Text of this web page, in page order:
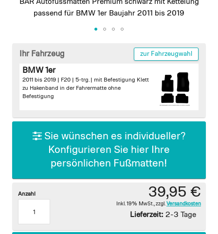
BÄR Autofussmatten Premium schwarz mit Kettelung
passend für BMW 1er Baujahr 2011 bis 2019
beginning
gallery
Ihr Fahrzeug zur Fahrzeugwahl
BMW 1er
2011 bis 2019 | F20 | 5-trg. | mit Befestigung Klett
zu Hakenband in der Fahrermatte ohne
Befestigung
Sie wünschen es individueller?
Konfigurieren Sie hier Ihre
persönlichen Fußmatten!
39,95 €
Inkl. 19% MwSt. zzgl. Versandkosten
Lieferzeit: 2-3 Tage
Anzahl